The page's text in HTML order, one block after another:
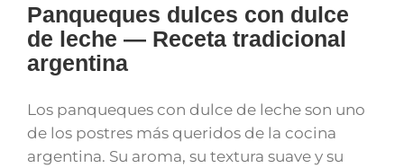
Panqueques dulces con dulce
de leche — Receta tradicional
argentina
Los panqueques con dulce de leche son uno
de los postres más queridos de la cocina
argentina. Su aroma, su textura suave y su